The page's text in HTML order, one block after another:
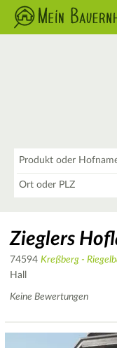
Zieglers
74594 Kreßberg -
Hall
Keine Bewertungen